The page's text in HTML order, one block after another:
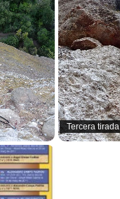
Tercera tirada